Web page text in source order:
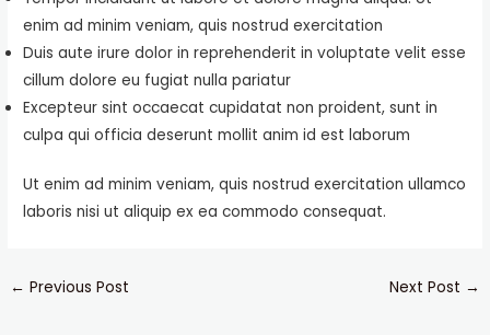
enim ad minim veniam, quis nostrud exercitation
Duis aute irure dolor in reprehenderit in voluptate velit esse
cillum dolore eu fugiat nulla pariatur
Excepteur sint occaecat cupidatat non proident, sunt in
culpa qui officia deserunt mollit anim id est laborum
Ut enim ad minim veniam, quis nostrud exercitation ullamco
laboris nisi ut aliquip ex ea commodo consequat.
← Previous Post Next Post →